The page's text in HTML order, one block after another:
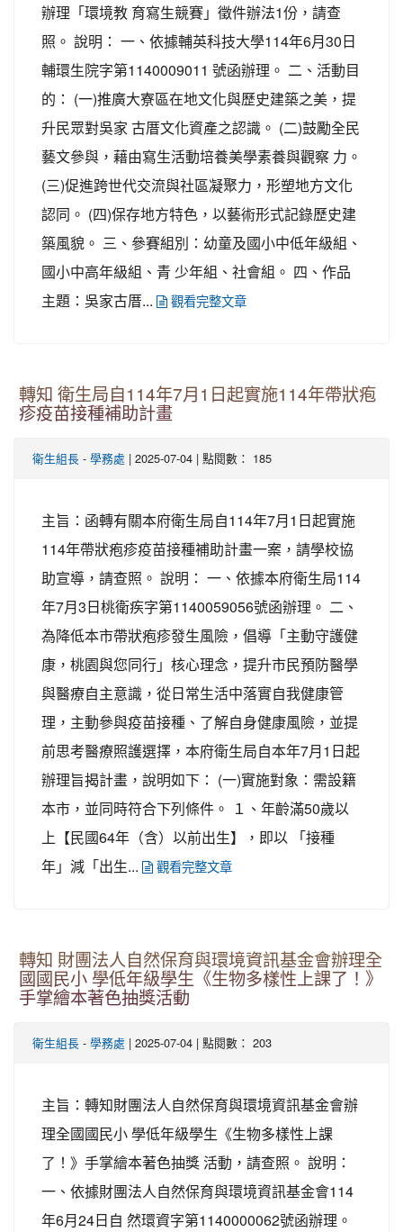
辦理「環境教 育寫生競賽」徵件辦法1份，請查
照。 說明： 一、依據輔英科技大學114年6月30日
輔環生院字第1140009011 號函辦理。 二、活動目
的： (一)推廣大寮區在地文化與歷史建築之美，提
升民眾對吳家 古厝文化資產之認識。 (二)鼓勵全民
藝文參與，藉由寫生活動培養美學素養與觀察 力。
(三)促進跨世代交流與社區凝聚力，形塑地方文化
認同。 (四)保存地方特色，以藝術形式記錄歷史建
築風貌。 三、參賽組別：幼童及國小中低年級組、
國小中高年級組、青 少年組、社會組。 四、作品
主題：吳家古厝...
觀看完整文章
轉知 衛生局自114年7月1日起實施114年帶狀疱
疹疫苗接種補助計畫
衛生組長 - 學務處 | 2025-07-04 | 點閱數： 185
主旨：函轉有關本府衛生局自114年7月1日起實施
114年帶狀疱疹疫苗接種補助計畫一案，請學校協
助宣導，請查照。 說明： 一、依據本府衛生局114
年7月3日桃衛疾字第1140059056號函辦理。 二、
為降低本市帶狀疱疹發生風險，倡導「主動守護健
康，桃園與您同行」核心理念，提升市民預防醫學
與醫療自主意識，從日常生活中落實自我健康管
理，主動參與疫苗接種、了解自身健康風險，並提
前思考醫療照護選擇，本府衛生局自本年7月1日起
辦理旨揭計畫，說明如下： (一)實施對象：需設籍
本市，並同時符合下列條件。 １、年齡滿50歲以
上【民國64年（含）以前出生】，即以 「接種
年」減「出生...
觀看完整文章
轉知 財團法人自然保育與環境資訊基金會辦理全
國國民小 學低年級學生《生物多樣性上課了！》
手掌繪本著色抽獎活動
衛生組長 - 學務處 | 2025-07-04 | 點閱數： 203
主旨：轉知財團法人自然保育與環境資訊基金會辦
理全國國民小 學低年級學生《生物多樣性上課
了！》手掌繪本著色抽獎 活動，請查照。 說明：
一、依據財團法人自然保育與環境資訊基金會114
年6月24日自 然環資字第1140000062號函辦理。